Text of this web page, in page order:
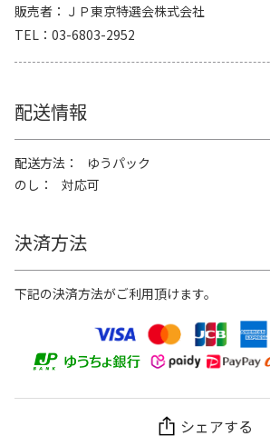
販売者
ＪＰ東京特選会株式会社
TEL
03-6803-2952
配送情報
配送方法
ゆうパック
のし
対応可
決済方法
下記の決済方法がご利用頂けます。
シェアする